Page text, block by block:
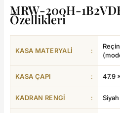
MRW-200H-
Özellikleri
KASA MATERYALI :
KASA ÇAPI : 47.9
KADRAN RENGI :